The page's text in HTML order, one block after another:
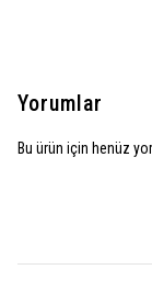
Yorumlar
Bu ürün için henüz